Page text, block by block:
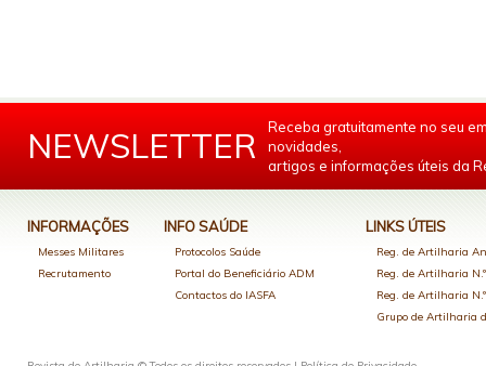
NEWSLETTER
Receba gratuitamente no seu
novidades,
artigos e informações úteis da
INFORMAÇÕES
Messes Militares
Recrutamento
INFO SAÚDE
Protocolos Saúde
Portal do Beneficiário ADM
Contactos do IASFA
LINKS ÚTEIS
Reg. de Artilharia
Reg. de Artilharia
Reg. de Artilharia
Grupo de Artilharia